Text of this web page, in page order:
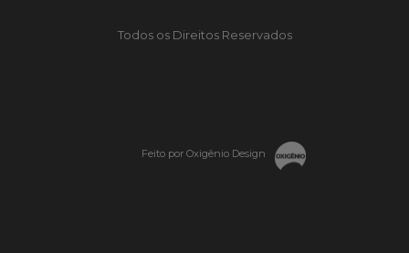
Todos os Direitos Reservados
Feito por Oxigênio Design